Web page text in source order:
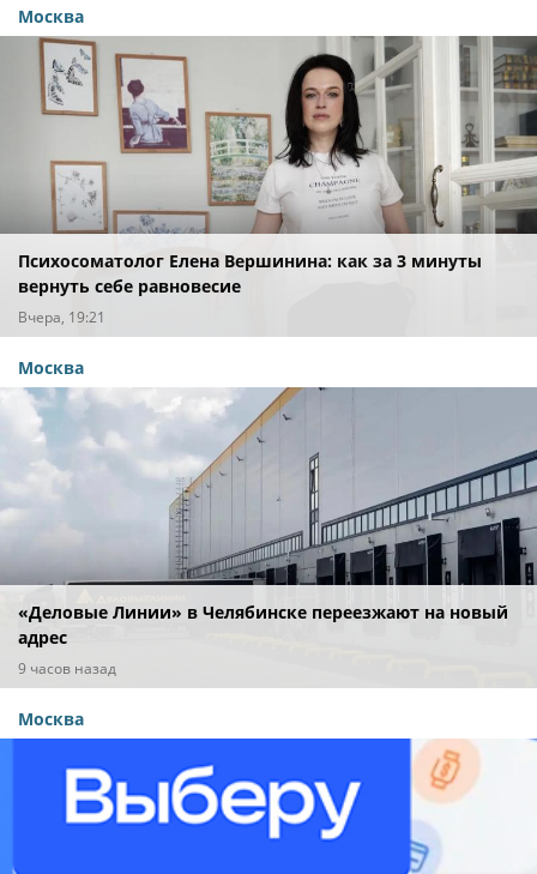
Москва
Психосоматолог Елена Вершинина: как за 3 минуты
вернуть себе равновесие
Вчера, 19:21
Москва
«Деловые Линии» в Челябинске переезжают на новый
адрес
9 часов назад
Москва